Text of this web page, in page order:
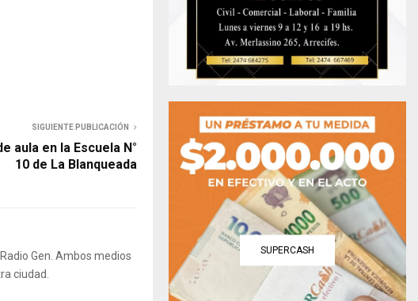
SIGUIENTE PUBLICACIÓN
aula en la Escuela N°
10 de La Blanqueada
Gen. Ambos medios
ciudad.
SUPERCASH